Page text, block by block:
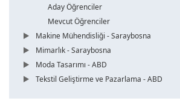
Aday Öğrenciler
Mevcut Öğrenciler
Makine Mühendisliği - Saraybosna
Mimarlık - Saraybosna
Moda Tasarımı - ABD
Tekstil Geliştirme ve Pazarlama - ABD